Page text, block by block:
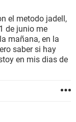
el metodo jadell,
de junio me
mañana, en la
saber si hay
en mis dias de